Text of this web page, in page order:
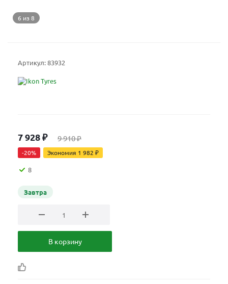
6 из 8
Артикул:83932
7 928₽ 9 910₽
-20% Экономия 1 982 ₽
8
Завтра
В корзину